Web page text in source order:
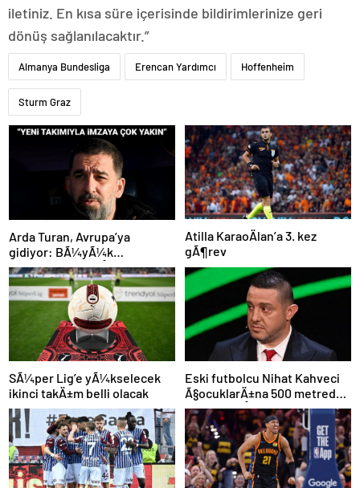
iletiniz. En kısa süre içerisinde bildirimlerinize geri
dönüş sağlanılacaktır.”
Almanya Bundesliga Erencan Yardımcı Hoffenheim
Sturm Graz
Arda Turan, Avrupa’ya
gidiyor: BÃ¼yÃ¼k
Ã¶lÃ§Ã¼de anlaÅmaya
varÄ±ldÄ±
Atilla KaraoÄlan’a 3. kez
gÃ¶rev
SÃ¼per Lig’e yÃ¼kselecek
ikinci takÄ±m belli olacak
Eski futbolcu Nihat Kahveci
Ã§ocuklarÄ±na 500 metreden
fazla yaklaÅamayacak